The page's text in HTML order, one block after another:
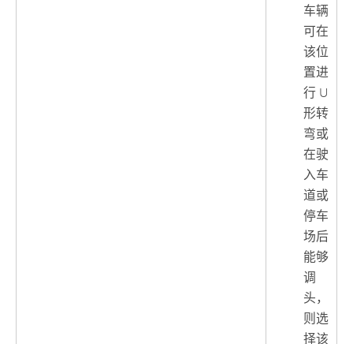
车辆
可在
该位
置进
行 U
形转
弯或
在驶
入车
道或
停车
场后
能够
调
头，
则选
择该